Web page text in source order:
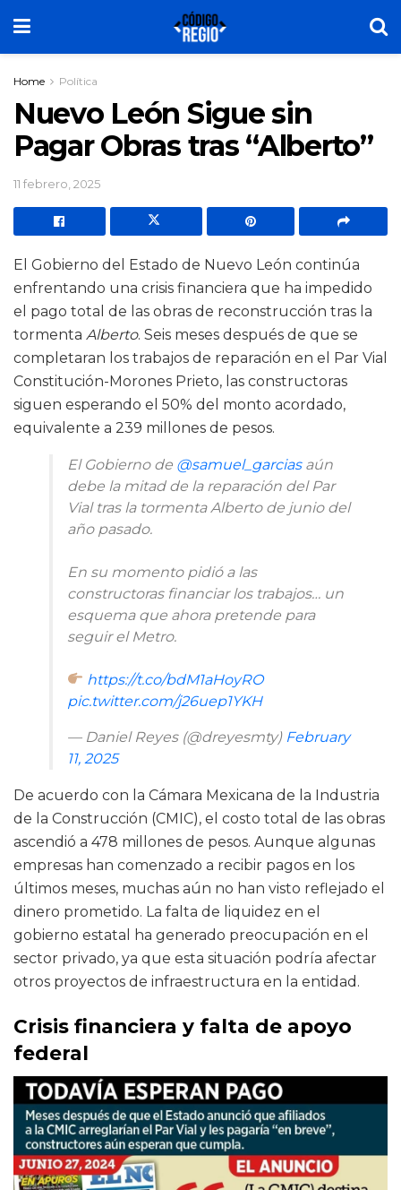
Home Política
Nuevo León Sigue sin
Pagar Obras tras “Alberto”
11 febrero, 2025
El Gobierno del Estado de Nuevo León continúa
enfrentando una crisis financiera que ha impedido
el pago total de las obras de reconstrucción tras la
tormenta Alberto. Seis meses después de que se
completaran los trabajos de reparación en el Par Vial
Constitución-Morones Prieto, las constructoras
siguen esperando el 50% del monto acordado,
equivalente a 239 millones de pesos.
El Gobierno de @samuel_garciasaún
debe la mitad de la reparación del Par
Vial tras la tormenta Alberto de junio del
año pasado.
En su momento pidió a las
constructoras financiar los trabajos… un
esquema que ahora pretende para
seguir el Metro.
https://t.co/bdM1aHoyRO
pic.twitter.com/j26uep1YKH
— Daniel Reyes (@dreyesmty) February
11, 2025
De acuerdo con la Cámara Mexicana de la Industria
de la Construcción (CMIC), el costo total de las obras
ascendió a 478 millones de pesos. Aunque algunas
empresas han comenzado a recibir pagos en los
últimos meses, muchas aún no han visto reflejado el
dinero prometido. La falta de liquidez en el
gobierno estatal ha generado preocupación en el
sector privado, ya que esta situación podría afectar
otros proyectos de infraestructura en la entidad.
Crisis financiera y falta de apoyo
federal